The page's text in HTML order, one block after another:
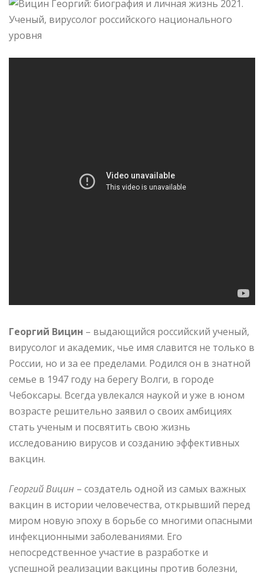
Георгий Вицин – выдающийся российский ученый,
вирусолог и академик, чье имя славится не только в
России, но и за ее пределами. Родился он в знатной
семье в 1947 году на берегу Волги, в городе
Чебоксары. Всегда увлекался наукой и уже в юном
возрасте решительно заявил о своих амбициях
стать ученым и посвятить свою жизнь
исследованию вирусов и созданию эффективных
вакцин.
Георгий Вицин – создатель одной из самых важных
вакцин в истории человечества, открывший перед
миром новую эпоху в борьбе со многими опасными
инфекционными заболеваниями. Его
непосредственное участие в разработке и
успешной реализации вакцины против болезни,